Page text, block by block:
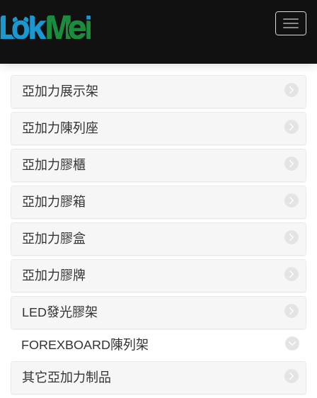
亞加力展示架
亞加力陳列座
亞加力膠櫃
亞加力膠箱
亞加力膠盒
亞加力膠牌
LED發光膠架
FOREXBOARD陳列架
其它亞加力制品